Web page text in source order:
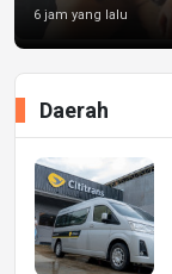
6 jam yang lalu
Daerah